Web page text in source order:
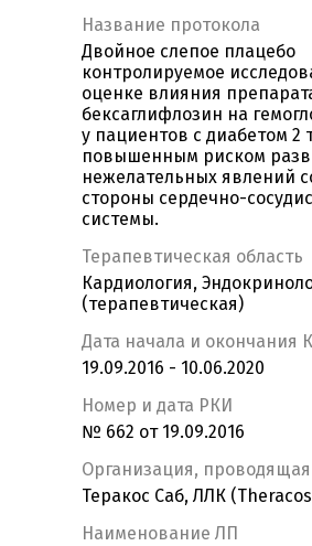
Название протокола
Двойное слепое плацебо
контролируемое
оценке влияния
бексаглифлозин на
у пациентов с диабетом 2
повышенным риском
нежелательных явлений
стороны сердечно-
системы.
Терапевтическая область
Кардиология,
(терапевтическая)
Дата начала и окончания
19.09.2016 - 10.06.2020
Номер и дата РКИ
№ 662 от 19.09.2016
Организация,
Теракос Саб, ЛЛК (Theracos
Наименование ЛП